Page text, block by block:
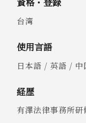
台湾
使用言語
日本語 / 英語 / 中
経歴
有澤法律事務所研